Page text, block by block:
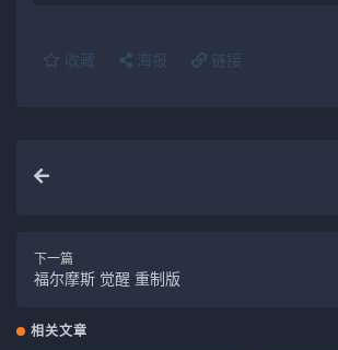
收藏 海报 链接
下一篇
福尔摩斯 觉醒 重制版
相关文章